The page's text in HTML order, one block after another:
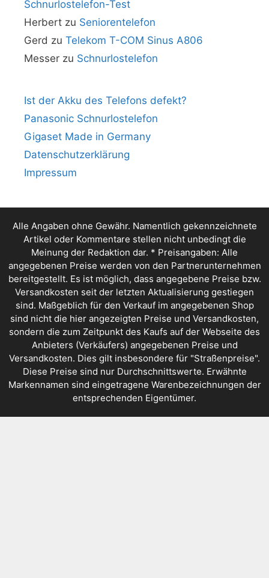
Schnurlostelefon-Test
Herbert zu Seniorentelefon
Gerd zu Telekom T-COM Sinus A806
Messer zu Schnurlostelefon
Ist der Akku des Telefons defekt?
Panasonic Schnurlostelefon
Gigaset Made in Germany
Datenschutzerklärung
Impressum
Alle Angaben ohne Gewähr. Namentlich gekennzeichnete
Artikel oder Kommentare stellen nicht unbedingt die
Meinung der Redaktion dar. * Preisangaben: Alle
angegebenen Preise werden von den Partnerunternehmen
bereitgestellt. Es ist möglich, dass angegebene Preise bzw.
Versandkosten seit der letzten Aktualisierung gestiegen
sind. Maßgeblich für den Verkauf im angegebenen Shop
sind nicht die hier angezeigten Preise und Versandkosten,
sondern die zum Zeitpunkt des Kaufs auf der Webseite des
Anbieters (Verkäufers) angegebenen Preise und
Versandkosten. Dies gilt insbesondere für "Straßenpreise".
Diese Preise sind nur Durchschnittswerte. Erwähnte
Markennamen sind eingetragene Warenbezeichnungen der
entsprechenden Eigentümer.